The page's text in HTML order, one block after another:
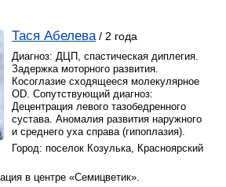
Тася Абелева / 2 года
Диагноз: ДЦП, спастическая диплегия.
Задержка моторного развития.
Косоглазие сходящееся молекулярное
OD. Сопутствующий диагноз:
Децентрация левого тазобедренного
сустава. Аномалия развития наружного
и среднего уха справа (гипоплазия).
Город: поселок Козулька, Красноярский
в центре «Семицветик».